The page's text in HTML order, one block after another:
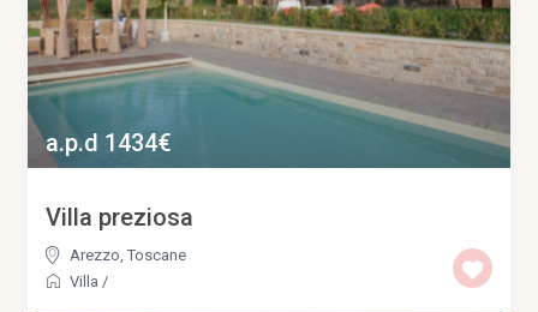
a.p.d 1434€
Villa preziosa
Arezzo,Toscane
Villa /